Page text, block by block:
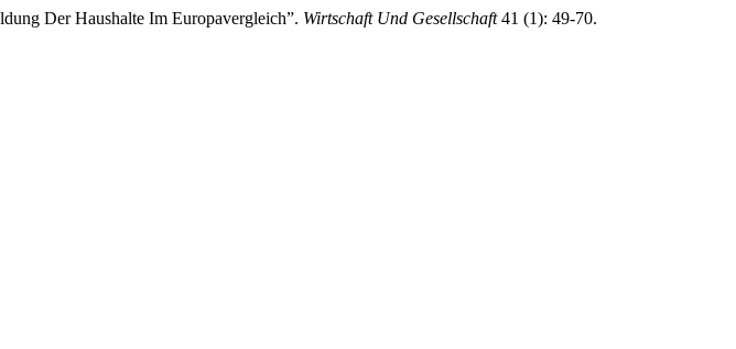
Der Haushalte Im Europavergleich”. Wirtschaft Und Gesellschaft41 (1): 49-70.